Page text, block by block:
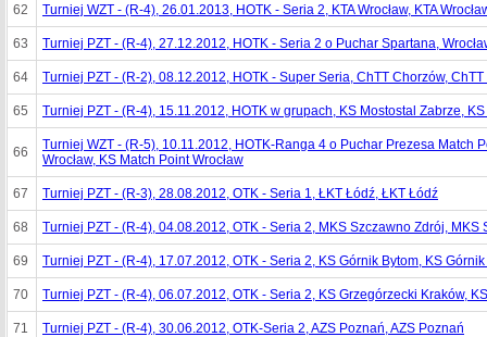
62 Turniej WZT - (R-4), 26.01.2013, HOTK - Seria 2, KTA Wrocław, KTA
63 Turniej PZT - (R-4), 27.12.2012, HOTK - Seria 2 o Puchar Spartana,
64 Turniej PZT - (R-2), 08.12.2012, HOTK - Super Seria, ChTT Chorzów,
65 Turniej PZT - (R-4), 15.11.2012, HOTK w grupach, KS Mostostal Zabrze,
66
Turniej WZT - (R-5), 10.11.2012, HOTK-Ranga 4 o Puchar Prezesa Match
Wrocław, KS Match Point Wrocław
67 Turniej PZT - (R-3), 28.08.2012, OTK - Seria 1, ŁKT Łódź, ŁKT Łódź
68 Turniej PZT - (R-4), 04.08.2012, OTK - Seria 2, MKS Szczawno Zdrój, MKS
69 Turniej PZT - (R-4), 17.07.2012, OTK - Seria 2, KS Górnik Bytom, KS
70 Turniej PZT - (R-4), 06.07.2012, OTK - Seria 2, KS Grzegórzecki Kraków,
71 Turniej PZT - (R-4), 30.06.2012, OTK-Seria 2, AZS Poznań, AZS Poznań